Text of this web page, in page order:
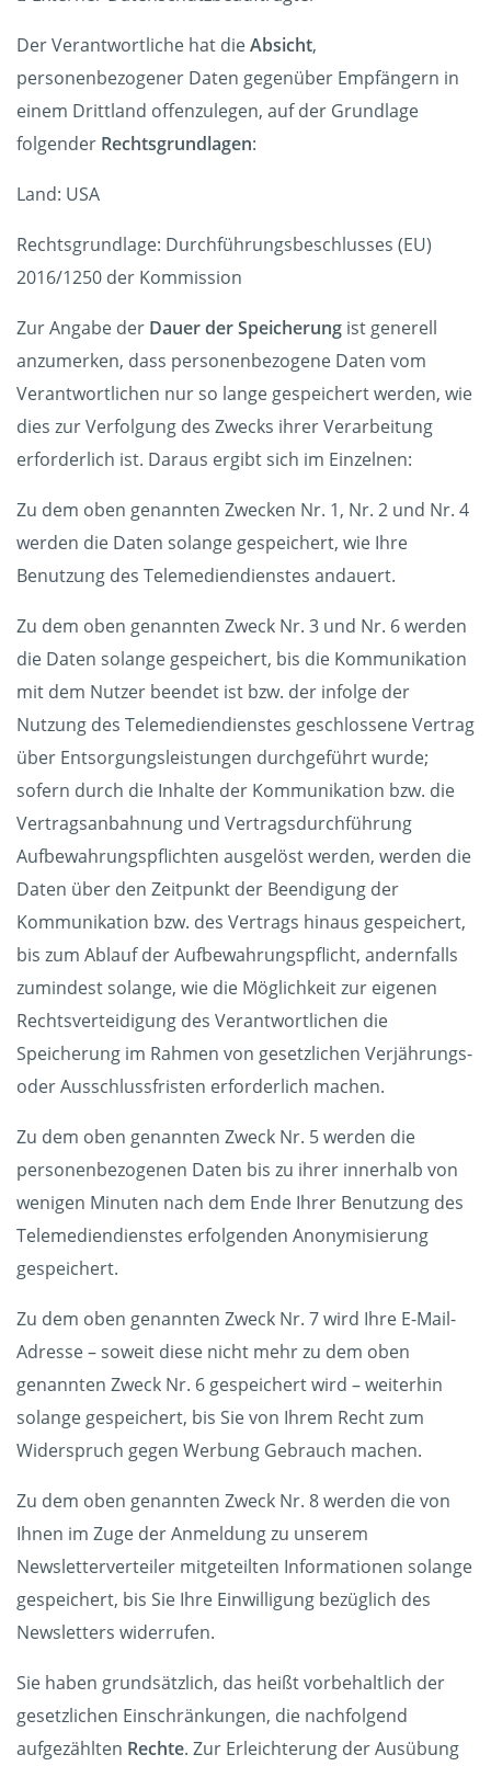
Der Verantwortliche hat dieAbsicht,
personenbezogener Daten gegenüber Empfängern in
einem Drittland offenzulegen, auf der Grundlage
folgender Rechtsgrundlagen:
Land: USA
Rechtsgrundlage: Durchführungsbeschlusses (EU)
2016/1250 der Kommission
Zur Angabe der Dauer der Speicherung ist generell
anzumerken, dass personenbezogene Daten vom
Verantwortlichen nur so lange gespeichert werden, wie
dies zur Verfolgung des Zwecks ihrer Verarbeitung
erforderlich ist. Daraus ergibt sich im Einzelnen:
Zu dem oben genannten Zwecken Nr. 1, Nr. 2 und Nr. 4
werden die Daten solange gespeichert, wie Ihre
Benutzung des Telemediendienstes andauert.
Zu dem oben genannten Zweck Nr. 3 und Nr. 6 werden
die Daten solange gespeichert, bis die Kommunikation
mit dem Nutzer beendet ist bzw. der infolge der
Nutzung des Telemediendienstes geschlossene Vertrag
über Entsorgungsleistungen durchgeführt wurde;
sofern durch die Inhalte der Kommunikation bzw. die
Vertragsanbahnung und Vertragsdurchführung
Aufbewahrungspflichten ausgelöst werden, werden die
Daten über den Zeitpunkt der Beendigung der
Kommunikation bzw. des Vertrags hinaus gespeichert,
bis zum Ablauf der Aufbewahrungspflicht, andernfalls
zumindest solange, wie die Möglichkeit zur eigenen
Rechtsverteidigung des Verantwortlichen die
Speicherung im Rahmen von gesetzlichen Verjährungs-
oder Ausschlussfristen erforderlich machen.
Zu dem oben genannten Zweck Nr. 5 werden die
personenbezogenen Daten bis zu ihrer innerhalb von
wenigen Minuten nach dem Ende Ihrer Benutzung des
Telemediendienstes erfolgenden Anonymisierung
gespeichert.
Zu dem oben genannten Zweck Nr. 7 wird Ihre E-Mail-
Adresse – soweit diese nicht mehr zu dem oben
genannten Zweck Nr. 6 gespeichert wird – weiterhin
solange gespeichert, bis Sie von Ihrem Recht zum
Widerspruch gegen Werbung Gebrauch machen.
Zu dem oben genannten Zweck Nr. 8 werden die von
Ihnen im Zuge der Anmeldung zu unserem
Newsletterverteiler mitgeteilten Informationen solange
gespeichert, bis Sie Ihre Einwilligung bezüglich des
Newsletters widerrufen.
Sie haben grundsätzlich, das heißt vorbehaltlich der
gesetzlichen Einschränkungen, die nachfolgend
aufgezählten Rechte. Zur Erleichterung der Ausübung